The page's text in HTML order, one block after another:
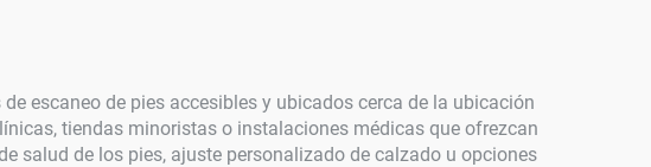
escaneo de pies accesibles y ubicados cerca de la ubicación
tiendas minoristas o instalaciones médicas que ofrezcan
salud de los pies, ajuste personalizado de calzado u opciones